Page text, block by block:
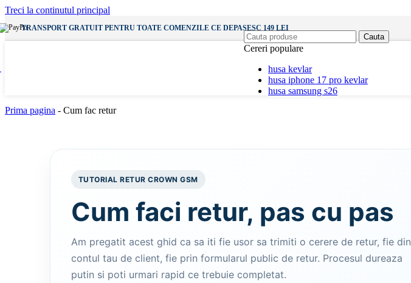
Treci la continutul principal
TRANSPORT GRATUIT PENTRU TOATE COMENZILE CE DEPASESC 149 LEI
Incarcatoare Priza
Incarcatoare Auto
Boxe Bluetooth
Diverse
Incarcatoare SmartWatch
Bratari AppleWatch
Gadgets & Altele
Lampi
Baterii Externe
Gadgets
Cauta
Cereri populare
husa kevlar
husa iphone 17 pro kevlar
husa samsung s26
Prima pagina - Cum fac retur
TUTORIAL RETUR CROWN GSM
Cum faci retur, pas cu pas
Am pregatit acest ghid ca sa iti fie usor sa trimiti o cerere de retur, fie din
contul tau de client, fie prin formularul public de retur. Procesul dureaza
putin si poti urmari rapid ce trebuie completat.